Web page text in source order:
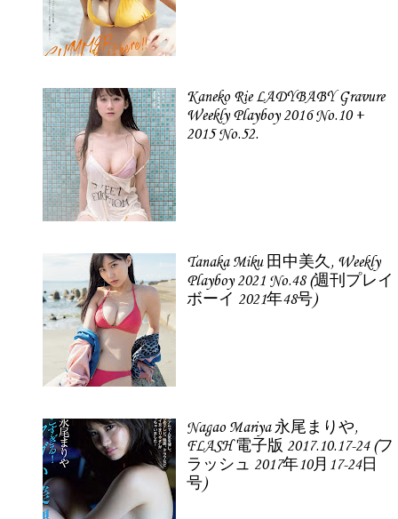
Kaneko Rie LADYBABY Gravure
Weekly Playboy 2016 No.10 +
2015 No.52.
Tanaka Miku 田中美久, Weekly
Playboy 2021 No.48 (週刊プレイ
ボーイ 2021年48号)
Nagao Mariya 永尾まりや,
FLASH 電子版 2017.10.17-24 (フ
ラッシュ 2017年10月17-24日
号)